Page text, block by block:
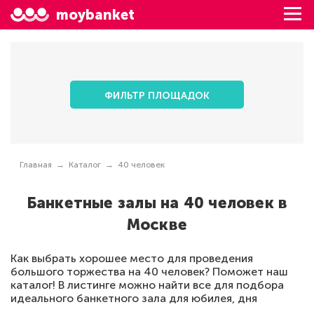
moybanket
ФИЛЬТР ПЛОЩАДОК
Главная Каталог 40 человек
Банкетные залы на 40 человек в
Москве
Как выбрать хорошее место для проведения
большого торжества на 40 человек? Поможет наш
каталог! В листинге можно найти все для подбора
идеального банкетного зала для юбилея, дня